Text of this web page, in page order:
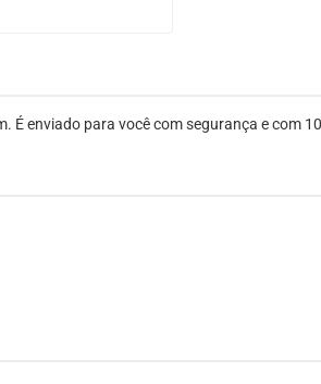
enviado para você com segurança e com